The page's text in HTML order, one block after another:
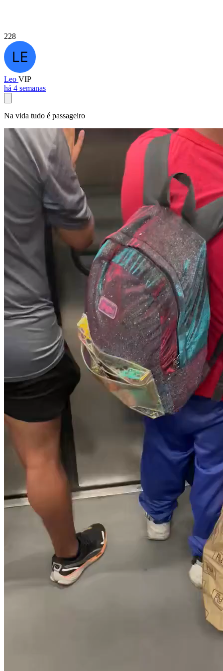
228
Leo VIP
há 4 semanas
Na vida tudo é passageiro